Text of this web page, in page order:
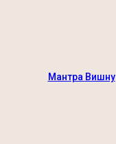
Мантра Вишну